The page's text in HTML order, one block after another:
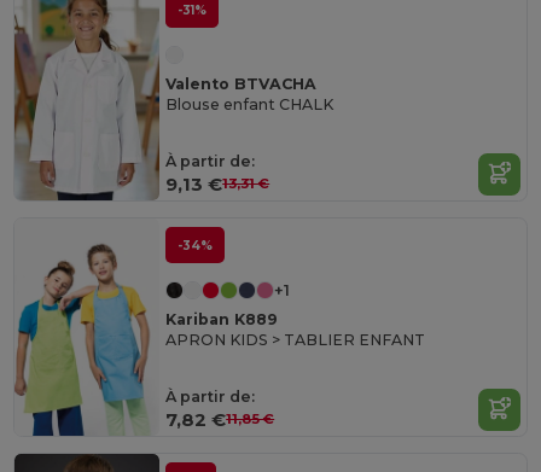
-31%
Valento BTVACHA
Blouse enfant CHALK
À partir de:
9,13 €13,31 €
-34%
+1
Kariban K889
APRON KIDS > TABLIER ENFANT
À partir de:
7,82 €11,85 €